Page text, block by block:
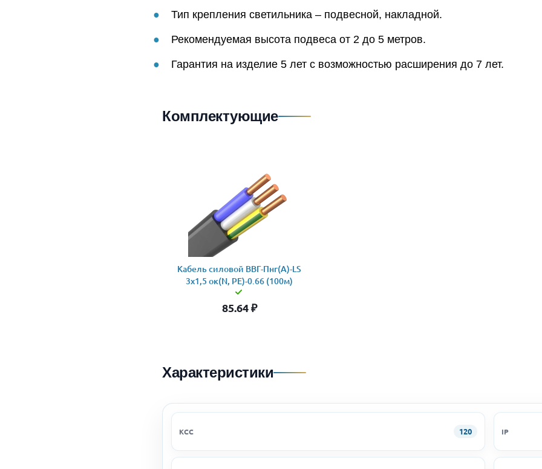
Тип крепления светильника – подвесной, накладной.
Рекомендуемая высота подвеса от 2 до 5 метров.
Гарантия на изделие 5 лет с возможностью расширения до 7 лет.
Комплектующие
Кабель силовой ВВГ-Пнг(А)-LS
3x1,5 ок(N, PE)-0.66 (100м)
85.64₽
Характеристики
КСС 120 IP